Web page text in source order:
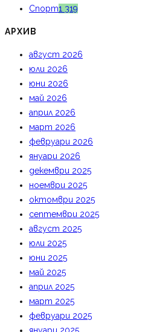
Спорт1 319
АРХИВ
август 2026
юли 2026
юни 2026
май 2026
април 2026
март 2026
февруари 2026
януари 2026
декември 2025
ноември 2025
октомври 2025
септември 2025
август 2025
юли 2025
юни 2025
май 2025
април 2025
март 2025
февруари 2025